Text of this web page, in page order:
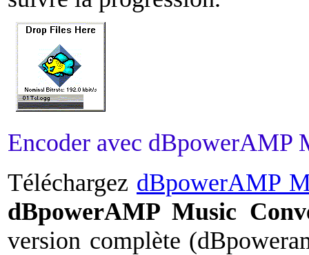
Encoder avec dBpowerAMP
Téléchargez dBpowerAMP
dBpowerAMP Music
version complète